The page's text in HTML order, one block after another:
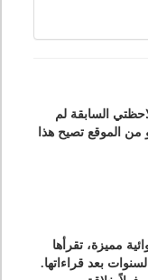
السابقة لم
الموقع تصيح هذا
مميزة، تقرأها
بعد قراءاتها.